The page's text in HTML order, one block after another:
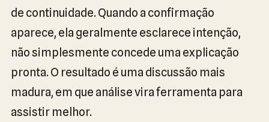
de continuidade. Quando a confirmação
aparece, ela geralmente esclarece intenção,
não simplesmente concede uma explicação
pronta. O resultado é uma discussão mais
madura, em que análise vira ferramenta para
assistir melhor.